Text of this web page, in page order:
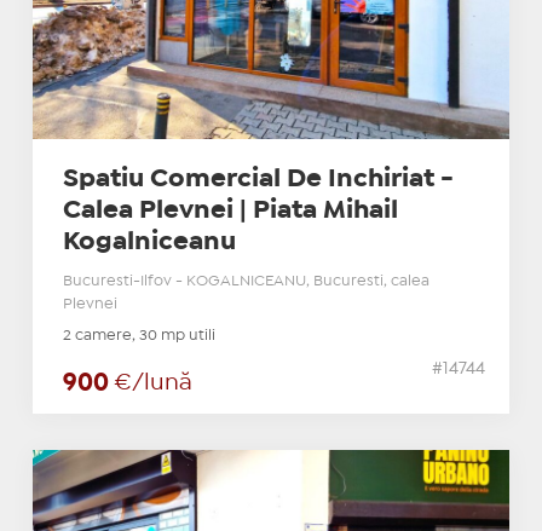
Spatiu Comercial De Inchiriat -
Calea Plevnei | Piata Mihail
Kogalniceanu
Bucuresti-Ilfov - KOGALNICEANU, Bucuresti, calea
Plevnei
2 camere, 30 mp utili
900 €/lună
#14744